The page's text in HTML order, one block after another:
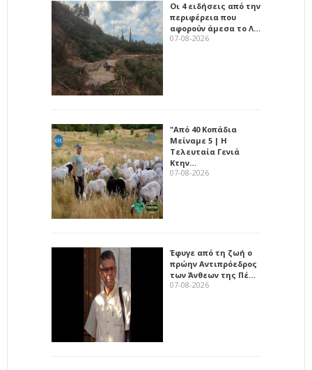
Οι 4 ειδήσεις από την
περιφέρεια που
αφορούν άμεσα το Λ…
07-08-2026
"Από 40 Κοπάδια
Μείναμε 5 | Η
Τελευταία Γενιά
Κτην…
07-08-2026
Έφυγε από τη ζωή ο
πρώην Αντιπρόεδρος
των Άνθεων της Πέ…
07-08-2026